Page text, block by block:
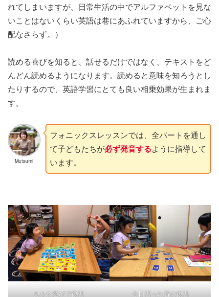
れてしまいますが、日常生活の中でアルファベットを見な
いことはないくらい英語は巷にあふれていますから、ご心
配なさらず。）
読める喜びを知ると、話せるだけではなく、テキストをど
んどん読めるようになります。読めると意味を知ろうとし
たりするので、英語学習にとても良い相乗効果が生まれま
す。
Mutsumi
フォニックスレッスンでは、全パートを通し
て子どもたちが必ず発音するように指導して
います。
カルタ遊びで復習 今日習った音の復習